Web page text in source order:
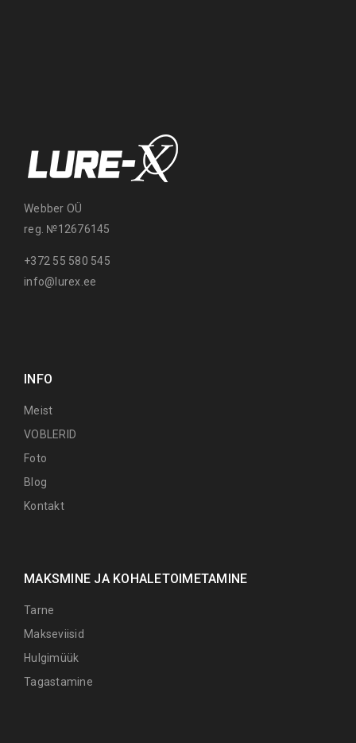
Webber OÜ
reg. №12676145
+372 55 580 545
info@lurex.ee
INFO
Meist
VOBLERID
Foto
Blog
Kontakt
MAKSMINE JA KOHALETOIMETAMINE
Tarne
Makseviisid
Hulgimüük
Tagastamine